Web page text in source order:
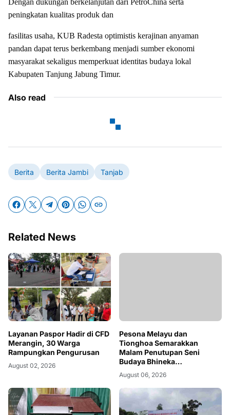
Dengan dukungan berkelanjutan dari PetroChina serta
peningkatan kualitas produk dan
fasilitas usaha, KUB Radesta optimistis kerajinan anyaman
pandan dapat terus berkembang menjadi sumber ekonomi
masyarakat sekaligus memperkuat identitas budaya lokal
Kabupaten Tanjung Jabung Timur.
Also read
Berita Berita Jambi Tanjab
Related News
Layanan Paspor Hadir di CFD
Merangin, 30 Warga
Rampungkan Pengurusan
August 02, 2026
Pesona Melayu dan
Tionghoa Semarakkan
Malam Penutupan Seni
Budaya Bhineka
Kebangsaan, Harmoni
Bhinneka Tunggal Ika
Terpatri di Tanjab Barat
August 06, 2026